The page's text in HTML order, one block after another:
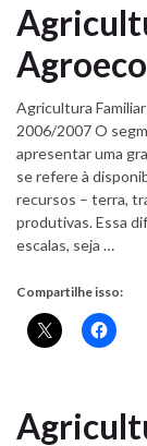
Agricultura
2006/2007 O
apresentar uma
se refere à
recursos – terra,
produtivas. Essa
escalas, seja …
Compartilhe isso: